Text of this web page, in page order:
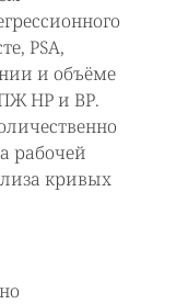
PSA,
и объёме
НР и ВР.
рабочей
кривых